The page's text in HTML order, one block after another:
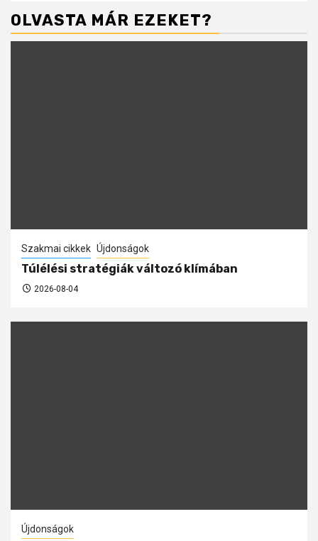
OLVASTA MÁR EZEKET?
Szakmai cikkek Újdonságok
Túlélési stratégiák változó klímában
2026-08-04
Újdonságok